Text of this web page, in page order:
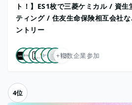
ト！】ES1枚で三菱ケミカル / 資
ティング / 住友生命保険相互会社
ントリー
+13
複数企業参加
4位